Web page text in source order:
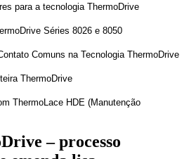
para a tecnologia ThermoDrive
Séries 8026 e 8050
Comuns na Tecnologia ThermoDrive
ThermoDrive
ThermoLace HDE (Manutenção
– processo